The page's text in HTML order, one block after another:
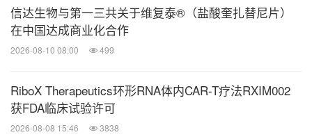
中包括中国、美国、欧洲、日本等全球主要医药市
场，以及高速增长的各地新兴市场。
信达生物与第一三共关于维复泰®（盐酸奎扎替尼片）
在中国达成商业化合作
2026-08-10 08:00 499
RiboX Therapeutics环形RNA体内CAR-T疗法RXIM002
获FDA临床试验许可
2026-08-08 15:46 3838